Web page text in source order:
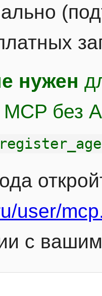
нужен
MCP без
user/
с